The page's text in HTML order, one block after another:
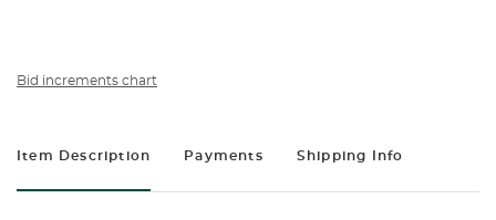
Bid increments chart
Item Description Payments Shipping Info